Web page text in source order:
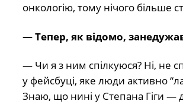
онкологію, тому нічого більше
— Тепер, як відомо,
— Чи я з ним спілкуюся? Ні, не
у фейсбуці, яке люди активно
Знаю, що нині у Степана Гіги —